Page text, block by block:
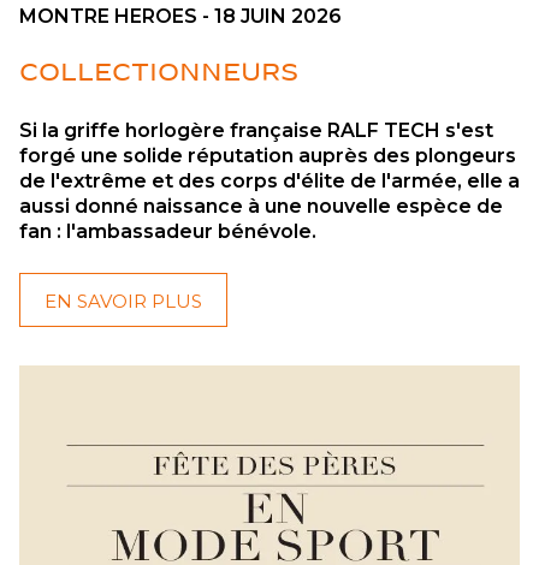
MONTRE HEROES - 18 JUIN 2026
COLLECTIONNEURS
Si la griffe horlogère française RALF TECH s'est
forgé une solide réputation auprès des plongeurs
de l'extrême et des corps d'élite de l'armée, elle a
aussi donné naissance à une nouvelle espèce de
fan : l'ambassadeur bénévole.
EN SAVOIR PLUS